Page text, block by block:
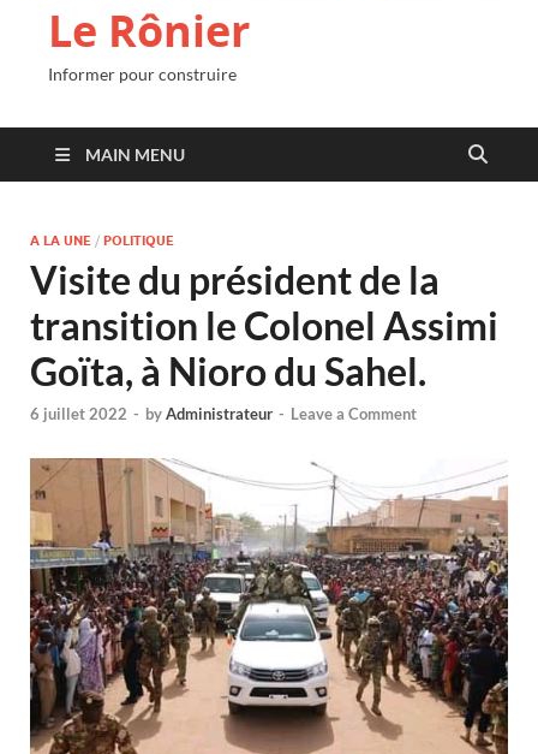
Le Rônier
Informer pour construire
MAIN MENU
A LA UNE / POLITIQUE
Visite du président de la
transition le Colonel Assimi
Goïta, à Nioro du Sahel.
6 juillet 2022 - byAdministrateur - Leave a Comment